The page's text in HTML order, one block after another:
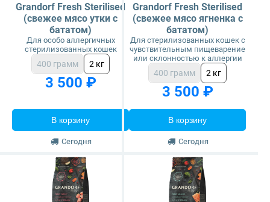
Grandorf Fresh Sterilised
(свежее мясо утки с
бататом)
Для особо аллергичных
стерилизованных кошек
400 грамм 2 кг
3 500 ₽
В корзину
Сегодня
Grandorf Fresh Sterilised
(свежее мясо ягненка с
бататом)
Для стерилизованных кошек с
чувствительным пищеварение
или склонностью к аллергии
400 грамм 2 кг
3 500 ₽
В корзину
Сегодня